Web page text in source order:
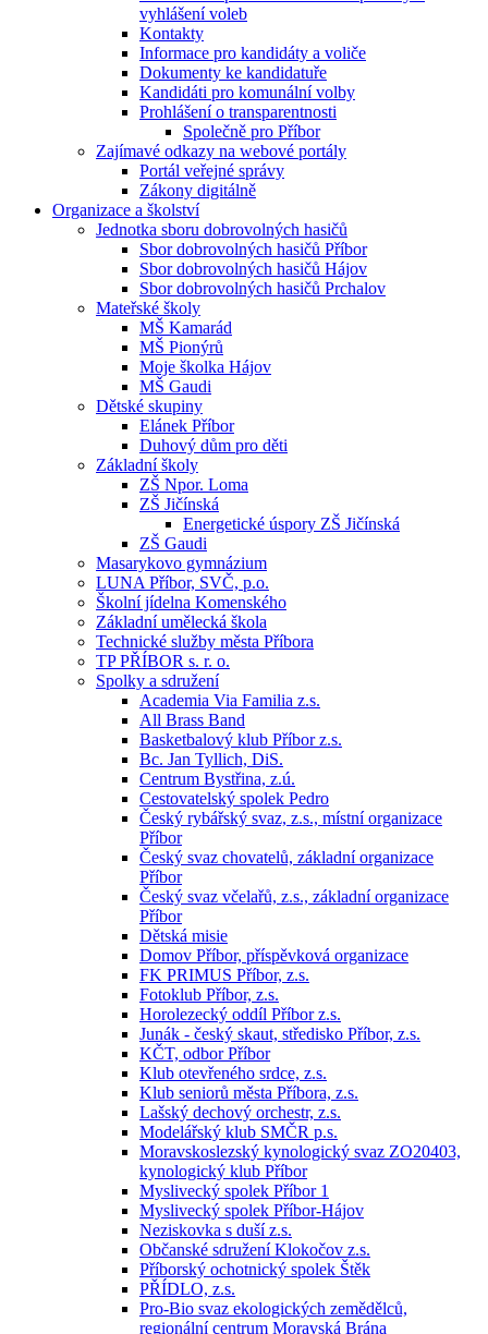
vyhlášení voleb
Kontakty
Informace pro kandidáty a voliče
Dokumenty ke kandidatuře
Kandidáti pro komunální volby
Prohlášení o transparentnosti
Společně pro Příbor
Zajímavé odkazy na webové portály
Portál veřejné správy
Zákony digitálně
Organizace a školství
Jednotka sboru dobrovolných hasičů
Sbor dobrovolných hasičů Příbor
Sbor dobrovolných hasičů Hájov
Sbor dobrovolných hasičů Prchalov
Mateřské školy
MŠ Kamarád
MŠ Pionýrů
Moje školka Hájov
MŠ Gaudi
Dětské skupiny
Elánek Příbor
Duhový dům pro děti
Základní školy
ZŠ Npor. Loma
ZŠ Jičínská
Energetické úspory ZŠ Jičínská
ZŠ Gaudi
Masarykovo gymnázium
LUNA Příbor, SVČ, p.o.
Školní jídelna Komenského
Základní umělecká škola
Technické služby města Příbora
TP PŘÍBOR s. r. o.
Spolky a sdružení
Academia Via Familia z.s.
All Brass Band
Basketbalový klub Příbor z.s.
Bc. Jan Tyllich, DiS.
Centrum Bystřina, z.ú.
Cestovatelský spolek Pedro
Český rybářský svaz, z.s., místní organizace
Příbor
Český svaz chovatelů, základní organizace
Příbor
Český svaz včelařů, z.s., základní organizace
Příbor
Dětská misie
Domov Příbor, příspěvková organizace
FK PRIMUS Příbor, z.s.
Fotoklub Příbor, z.s.
Horolezecký oddíl Příbor z.s.
Junák - český skaut, středisko Příbor, z.s.
KČT, odbor Příbor
Klub otevřeného srdce, z.s.
Klub seniorů města Příbora, z.s.
Lašský dechový orchestr, z.s.
Modelářský klub SMČR p.s.
Moravskoslezský kynologický svaz ZO20403,
kynologický klub Příbor
Myslivecký spolek Příbor 1
Myslivecký spolek Příbor-Hájov
Neziskovka s duší z.s.
Občanské sdružení Klokočov z.s.
Příborský ochotnický spolek Štěk
PŘÍDLO, z.s.
Pro-Bio svaz ekologických zemědělců,
regionální centrum Moravská Brána